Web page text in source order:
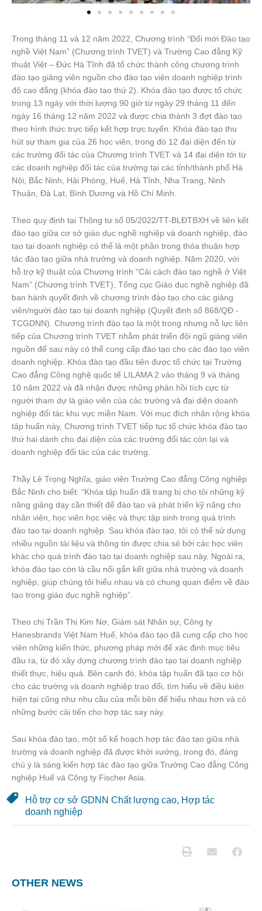
Trong tháng 11 và 12 năm 2022, Chương trình “Đổi mới Đào tạo
nghề Việt Nam” (Chương trình TVET) và Trường Cao đẳng Kỹ
thuật Việt – Đức Hà Tĩnh đã tổ chức thành công chương trình
đào tạo giảng viên nguồn cho đào tạo viên doanh nghiệp trình
độ cao đẳng (khóa đào tạo thứ 2). Khóa đào tạo được tổ chức
trong 13 ngày với thời lượng 90 giờ từ ngày 29 tháng 11 đến
ngày 16 tháng 12 năm 2022 và được chia thành 3 đợt đào tạo
theo hình thức trực tiếp kết hợp trực tuyến. Khóa đào tạo thu
hút sự tham gia của 26 học viên, trong đó 12 đại diện đến từ
các trường đối tác của Chương trình TVET và 14 đại diện tới từ
các doanh nghiệp đối tác của trường tại các tỉnh/thành phố Hà
Nội, Bắc Ninh, Hải Phòng, Huế, Hà Tĩnh, Nha Trang, Ninh
Thuận, Đà Lạt, Bình Dương và Hồ Chí Minh.
Theo quy định tại Thông tư số 05/2022/TT-BLĐTBXH về liên kết
đào tạo giữa cơ sở giáo dục nghề nghiệp và doanh nghiệp, đào
tạo tại doanh nghiệp có thể là một phần trong thỏa thuận hợp
tác đào tạo giữa nhà trường và doanh nghiệp. Năm 2020, với
hỗ trợ kỹ thuật của Chương trình “Cải cách đào tạo nghề ở Việt
Nam” (Chương trình TVET), Tổng cục Giáo dục nghề nghiệp đã
ban hành quyết định về chương trình đào tạo cho các giảng
viên/người đào tạo tại doanh nghiệp (Quyết định số 868/QĐ -
TCGDNN). Chương trình đào tạo là một trong nhưng nỗ lực liên
tiếp của Chương trình TVET nhằm phát triển đội ngũ giảng viên
nguồn để sau này có thể cung cấp đào tạo cho các đào tạo viên
doanh nghiệp. Khóa đào tạo đầu tiên được tổ chức tại Trường
Cao đẳng Công nghệ quốc tế LILAMA 2 vào tháng 9 và tháng
10 năm 2022 và đã nhận được những phản hồi tích cực từ
người tham dự là giáo viên của các trường và đại diện doanh
nghiệp đối tác khu vực miền Nam. Với mục đích nhân rộng khóa
tập huấn này, Chương trình TVET tiếp tục tổ chức khóa đào tạo
thứ hai dành cho đại diện của các trường đối tác còn lại và
doanh nghiệp đối tác của các trường.
Thầy Lê Trọng Nghĩa, giáo viên Trường Cao đẳng Công nghiệp
Bắc Ninh cho biết: “Khóa tập huấn đã trang bị cho tôi những kỹ
năng giảng dạy cần thiết để đào tạo và phát triển kỹ năng cho
nhân viên, học viên học việc và thực tập sinh trong quá trình
đào tạo tại doanh nghiệp. Sau khóa đào tạo, tôi có thể sử dụng
nhiều nguồn tài liệu và thông tin được chia sẻ bởi các học viên
khác cho quá trình đào tạo tại doanh nghiệp sau này. Ngoài ra,
khóa đào tạo còn là cầu nối gắn kết giữa nhà trường và doanh
nghiệp, giúp chúng tôi hiểu nhau và có chung quan điểm về đào
tạo trong giáo dục nghề nghiệp”.
Theo chị Trần Thị Kim Nơ, Giám sát Nhân sự, Công ty
Hanesbrands Việt Nam Huế, khóa đào tạo đã cung cấp cho học
viên những kiến thức, phương pháp mới để xác định mục tiêu
đầu ra, từ đó xây dựng chương trình đào tạo tại doanh nghiệp
thiết thực, hiệu quả. Bên cạnh đó, khóa tập huấn đã tạo cơ hội
cho các trường và doanh nghiệp trao đổi, tìm hiểu về điều kiện
hiện tại cũng như nhu cầu của mỗi bên để hiểu nhau hơn và có
những bước cải tiến cho hợp tác say này.
Sau khóa đào tạo, một số kế hoạch hợp tác đào tạo giữa nhà
trường và doanh nghiệp đã được khởi xướng, trong đó, đáng
chú ý là sáng kiến hợp tác đào tạo giữa Trường Cao đẳng Công
nghiệp Huế và Công ty Fischer Asia.
Hỗ trợ cơ sở GDNN Chất lượng cao, Hợp tác
doanh nghiệp
OTHER NEWS